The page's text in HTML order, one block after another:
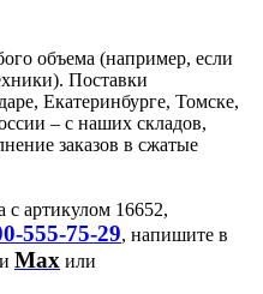
объема (например, если
Поставки
Екатеринбурге, Томске,
– с наших складов,
заказов в сжатые
с артикулом 16652,
555-75-29, напишите в
Max или